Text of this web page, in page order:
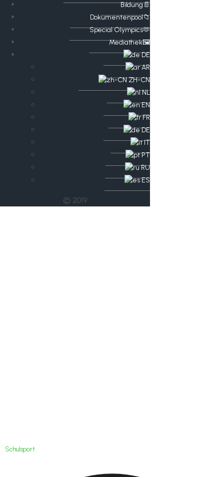
Bildung📄
Dokumentenpool📁
​​Special Olympics🫶
Mediathek🖼️​
DE
AR
ZH-CN
NL
EN
FR
DE
IT
PT
RU
ES
© 2019
Schulsport